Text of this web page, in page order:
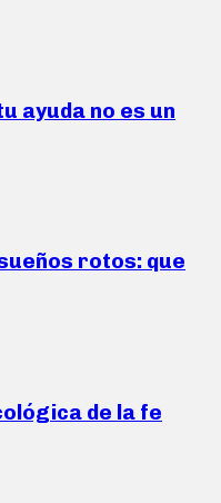
ayuda no es un
rotos: que
de la fe